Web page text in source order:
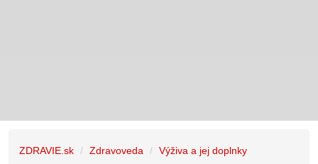
ZDRAVIE.sk Zdravoveda Výživa a jej doplnky